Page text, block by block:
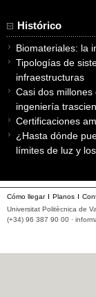
Histórico
Biomateriales: la
Tipologías de
infraestructuras
Casi dos
ingeniería
Certificaciones
¿Hasta dónde
límites de luz y
Cómo llegar Planos
Universitat Politècnica de
(+34) 96 387 90 00 ·